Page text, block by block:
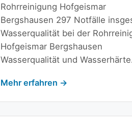
Rohrreinigung Hofgeismar
Bergshausen 297 Notfälle
Wasserqualität bei der
Hofgeismar Bergshausen
Wasserqualität und
Mehr erfahren →